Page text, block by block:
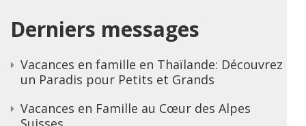
Derniers messages
Vacances en famille en Thaïlande: Découvrez
un Paradis pour Petits et Grands
Vacances en Famille au Cœur des Alpes